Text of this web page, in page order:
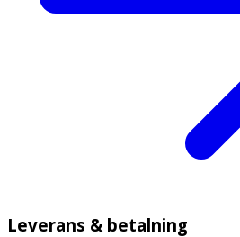
Leverans & betalning